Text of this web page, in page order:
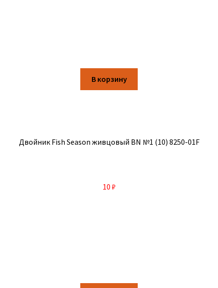
В корзину
Двойник Fish Season живцовый BN №1 (10) 8250-01F
10 ₽